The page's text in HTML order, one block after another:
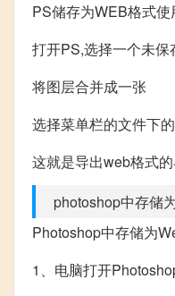
PS储存为WEB格式使
打开PS,选择一个未保
将图层合并成一张
选择菜单栏的文件下
这就是导出web格式
photoshop中存储
Photoshop中存储为
1、电脑打开